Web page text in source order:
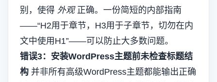
别，使得 外观正确。一份简短的内部指南
——“H2用于章节，H3用于子章节，切勿在内
文中使用H1”——可以防止大多数问题。
错误3：安装WordPress主题前未检查标题结
构 并非所有高级WordPress主题都能输出正确